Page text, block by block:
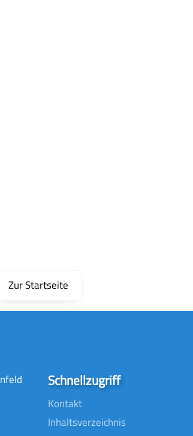
Zur Startseite
Schnellzugriff
Kontakt
Inhaltsverzeichnis